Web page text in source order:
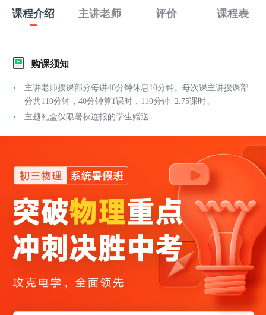
课程介绍 主讲老师 评价 课程表
购课须知
主讲老师授课部分每讲40分钟休息10分钟。每次课主讲授课部
分共110分钟，40分钟算1课时，110分钟=2.75课时。
主题礼盒仅限暑秋连报的学生赠送